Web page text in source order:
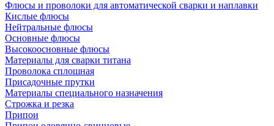
Флюсы и проволоки для автоматической сварки и наплавки
Кислые флюсы
Нейтральные флюсы
Основные флюсы
Высокоосновные флюсы
Материалы для сварки титана
Проволока сплошная
Присадочные прутки
Материалы специального назначения
Строжка и резка
Припои